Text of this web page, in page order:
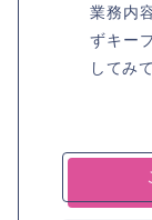
業務内
ずキー
してみ